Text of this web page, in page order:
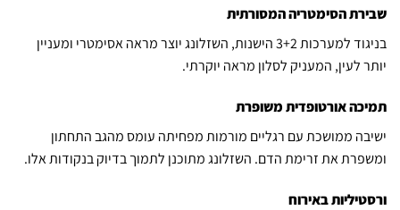
שבירת הסימטריה המסורתית
בניגוד למערכות 3+2 הישנות, השזלונג יוצר מראה אסימטרי ומעניין
יותר לעין, המעניק לסלון מראה יוקרתי.
תמיכה אורטופדית משופרת
ישיבה ממושכת עם רגליים מורמות מפחיתה עומס מהגב התחתון
ומשפרת את זרימת הדם. השזלונג מתוכנן לתמוך בדיוק בנקודות אלו.
ורסטיליות באירוח